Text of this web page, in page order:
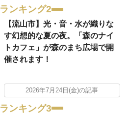
ランキング2
【流山市】光・音・水が織りな
す幻想的な夏の夜。「森のナイ
トカフェ」が森のまち広場で開
催されます！
2026年7月24日(金)の記事
ランキング3